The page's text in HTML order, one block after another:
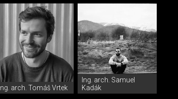
Ing. arch. Tomáš Vrtek
Ing. arch. Samuel
Kadák